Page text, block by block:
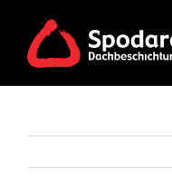
content